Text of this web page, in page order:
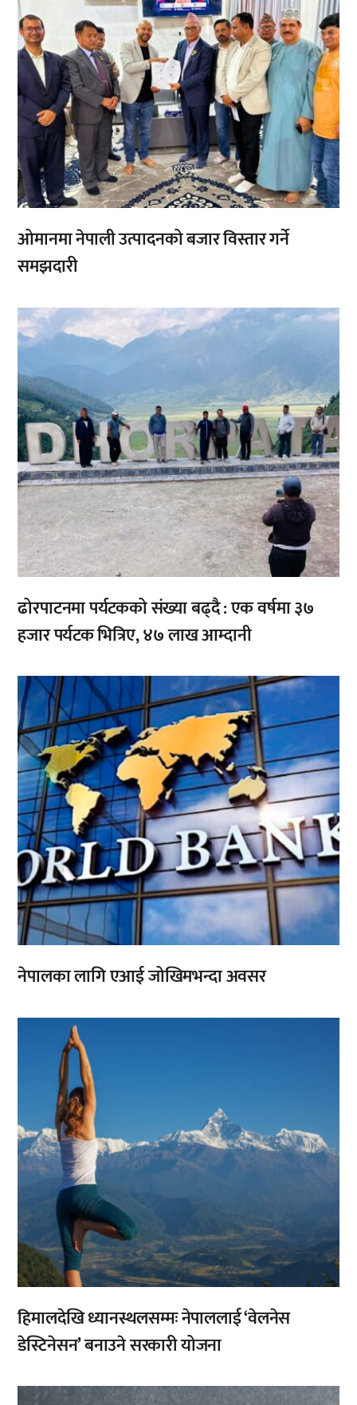
ओमानमा नेपाली उत्पादनको बजार विस्तार गर्ने
समझदारी
,,
ढोरपाटनमा पर्यटकको संख्या बढ्दै : एक वर्षमा ३७
हजार पर्यटक भित्रिए, ४७ लाख आम्दानी
नेपालका लागि एआई जोखिमभन्दा अवसर
हिमालदेखि ध्यानस्थलसम्मः नेपाललाई ‘वेलनेस
डेस्टिनेसन’ बनाउने सरकारी योजना